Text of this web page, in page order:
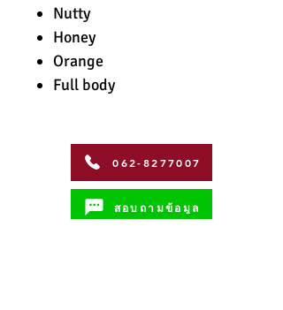
Nutty
Honey
Orange
Full body
062-8277007
สอบถามข้อมูล